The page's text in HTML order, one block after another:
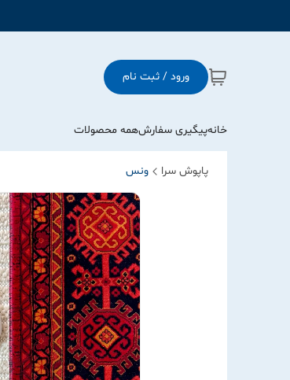
ورود / ثبت نام
خانهپیگیری سفارشهمه محصولات
پاپوش سرا ونس